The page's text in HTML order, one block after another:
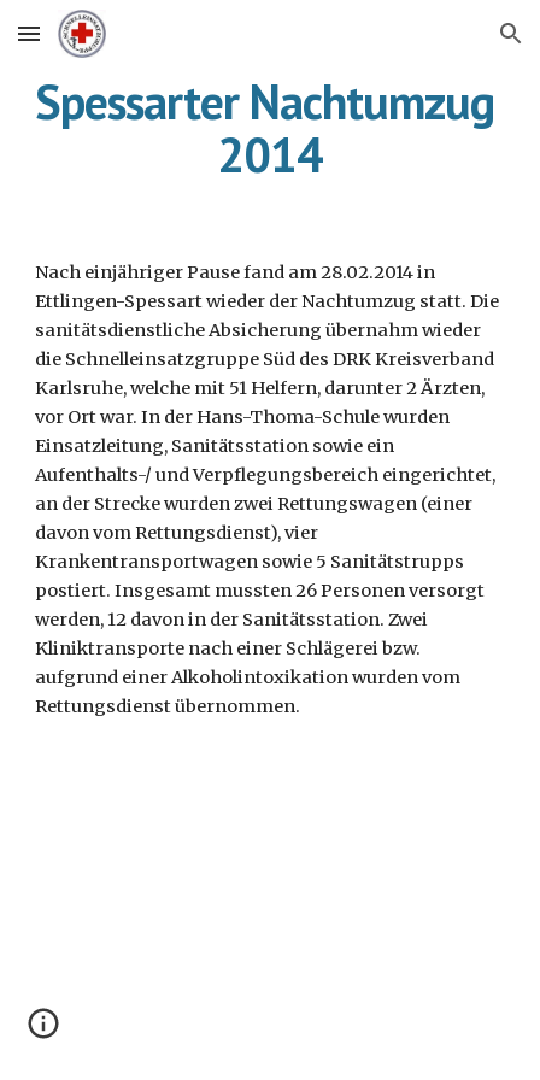
Skip to main content Skip to navigation
Spessarter Nachtumzug
2014
Nach einjähriger Pause fand am 28.02.2014 in
Ettlingen-Spessart wieder der Nachtumzug statt. Die
sanitätsdienstliche Absicherung übernahm wieder
die Schnelleinsatzgruppe Süd des DRK Kreisverband
Karlsruhe, welche mit 51 Helfern, darunter 2 Ärzten,
vor Ort war. In der Hans-Thoma-Schule wurden
Einsatzleitung, Sanitätsstation sowie ein
Aufenthalts-/ und Verpflegungsbereich eingerichtet,
an der Strecke wurden zwei Rettungswagen (einer
davon vom Rettungsdienst), vier
Krankentransportwagen sowie 5 Sanitätstrupps
postiert. Insgesamt mussten 26 Personen versorgt
werden, 12 davon in der Sanitätsstation. Zwei
Kliniktransporte nach einer Schlägerei bzw.
aufgrund einer Alkoholintoxikation wurden vom
Rettungsdienst übernommen.